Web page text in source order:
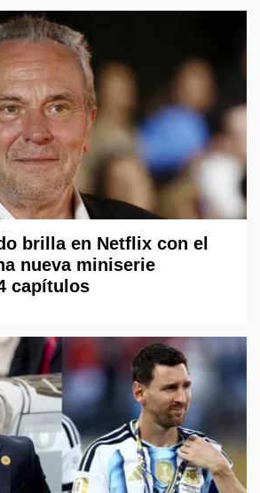
brilla en Netflix con el
nueva miniserie
capítulos